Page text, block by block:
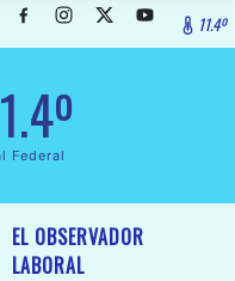
NÂº 6236/1911.4º
Federal
EL OBSERVADOR
LABORAL